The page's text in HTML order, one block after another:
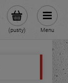
(pusty) Menu